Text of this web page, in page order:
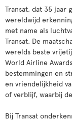
Transat, dat 35 jaar
wereldwijd
met name als
Transat. De
werelds beste
World Airline
bestemmingen en
en vriendelijkheid
of verblijf, waarbij
Bij Transat